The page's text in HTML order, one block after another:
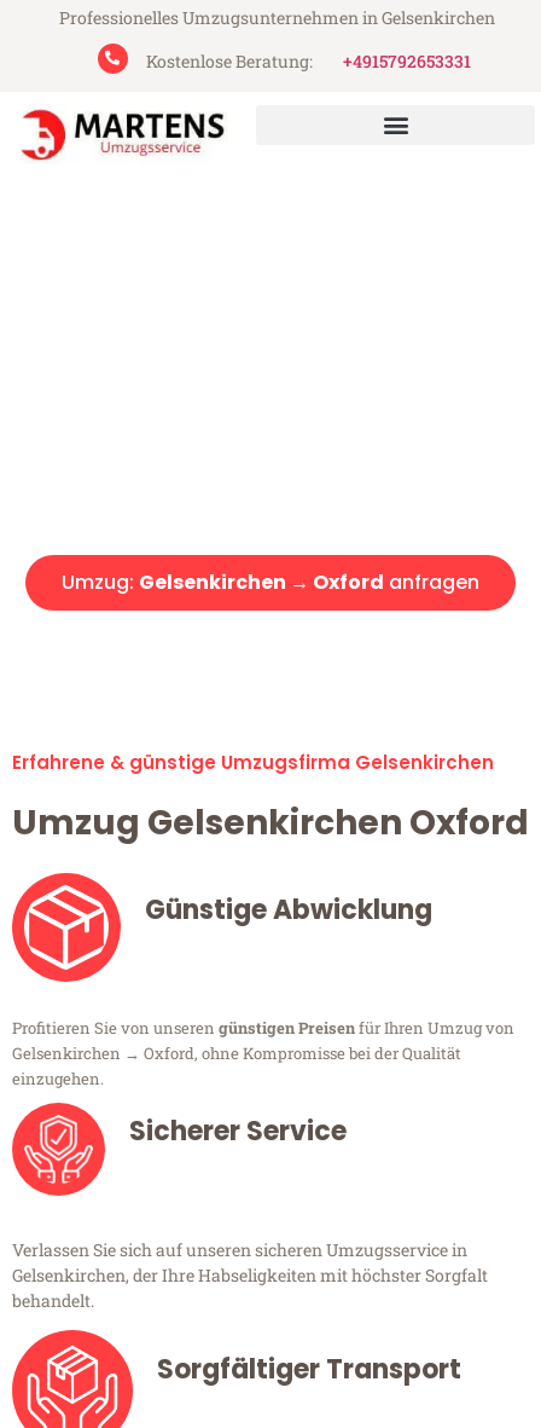
Professionelles Umzugsunternehmen in Gelsenkirchen
Kostenlose Beratung:
+4915792653331
Umzug: Gelsenkirchen → Oxford anfragen
Erfahrene & günstige Umzugsfirma Gelsenkirchen
Umzug Gelsenkirchen Oxford
Günstige Abwicklung
Profitieren Sie von unseren günstigen Preisenfür Ihren Umzug von
Gelsenkirchen → Oxford, ohne Kompromisse bei der Qualität
einzugehen.
Sicherer Service
Verlassen Sie sich auf unseren sicheren Umzugsservice in
Gelsenkirchen, der Ihre Habseligkeiten mit höchster Sorgfalt
behandelt.
Sorgfältiger Transport